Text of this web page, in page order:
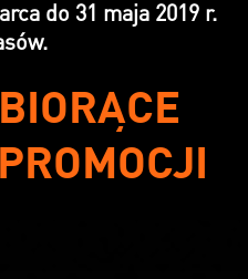
do 31 maja 2019 r.